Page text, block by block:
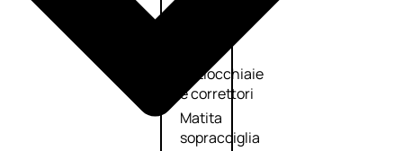
Antiocchiaie
e correttori
Matita
sopracciglia